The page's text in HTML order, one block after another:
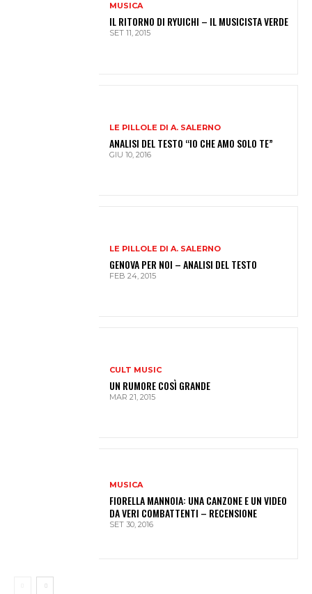
MUSICA
IL RITORNO DI RYUICHI – IL MUSICISTA VERDE
SET 11, 2015
LE PILLOLE DI A. SALERNO
ANALISI DEL TESTO “IO CHE AMO SOLO TE”
GIU 10, 2016
LE PILLOLE DI A. SALERNO
GENOVA PER NOI – ANALISI DEL TESTO
FEB 24, 2015
CULT MUSIC
UN RUMORE COSÌ GRANDE
MAR 21, 2015
MUSICA
FIORELLA MANNOIA: UNA CANZONE E UN VIDEO
DA VERI COMBATTENTI – RECENSIONE
SET 30, 2016